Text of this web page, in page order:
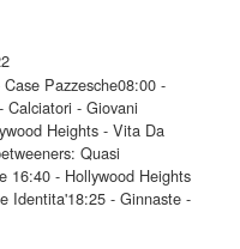
Pazzesche08:00 -
Calciatori - Giovani
Heights - Vita Da
Quasi
16:40 - Hollywood Heights
Identita'18:25 - Ginnaste -